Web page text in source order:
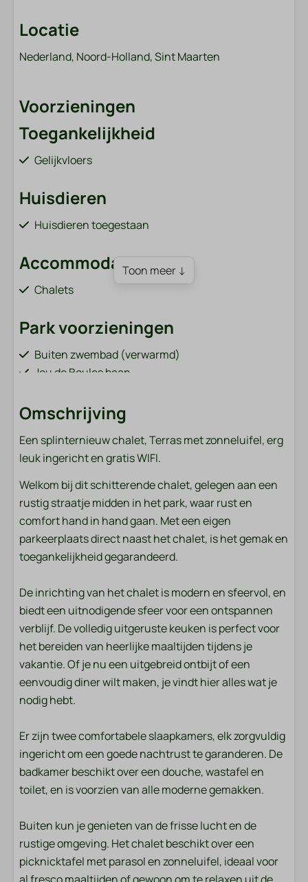
Locatie
Nederland, Noord-Holland, Sint Maarten
Voorzieningen
Toegankelijkheid
Gelijkvloers
Huisdieren
Huisdieren toegestaan
Accommodatie soort
Chalets
Park voorzieningen
Buiten zwembad (verwarmd)
Jeu de Boules baan
Bar / restaurant (van 1 april tot 31 oktober)
Speeltuin met o.a. kabelbaan en trampoline
Visvijver (grenzend aan het park)
Fietsverhuur (van 1 april tot 31 oktober)
Oplaadpunten voor elektrische auto's
Sportveld (voetbal, volleybal, badminton)
Wasmachine en droger (betaald)
Badkamer
Slaapkamer
Beddengoed
Entertainment
Smart TV
Wifi
Ligging
Middagzon
Avondzon
Vrijstaand
Rustige ligging
Toon meer ↓
Omschrijving
Een splinternieuw chalet, Terras met zonneluifel, erg
leuk ingericht en gratis WIFI.
Welkom bij dit schitterende chalet, gelegen aan een
rustig straatje midden in het park, waar rust en
comfort hand in hand gaan. Met een eigen
parkeerplaats direct naast het chalet, is het gemak en
toegankelijkheid gegarandeerd.
De inrichting van het chalet is modern en sfeervol, en
biedt een uitnodigende sfeer voor een ontspannen
verblijf. De volledig uitgeruste keuken is perfect voor
het bereiden van heerlijke maaltijden tijdens je
vakantie. Of je nu een uitgebreid ontbijt of een
eenvoudig diner wilt maken, je vindt hier alles wat je
nodig hebt.
Er zijn twee comfortabele slaapkamers, elk zorgvuldig
ingericht om een goede nachtrust te garanderen. De
badkamer beschikt over een douche, wastafel en
toilet, en is voorzien van alle moderne gemakken.
Buiten kun je genieten van de frisse lucht en de
rustige omgeving. Het chalet beschikt over een
picknicktafel met parasol en zonneluifel, ideaal voor